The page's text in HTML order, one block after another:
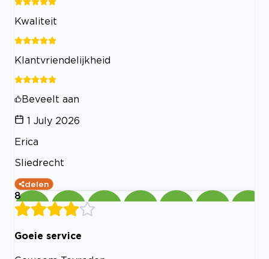
Kwaliteit
Klantvriendelijkheid
Beveelt aan
1 July 2026
Erica
Sliedrecht
delen
8
Goeie service